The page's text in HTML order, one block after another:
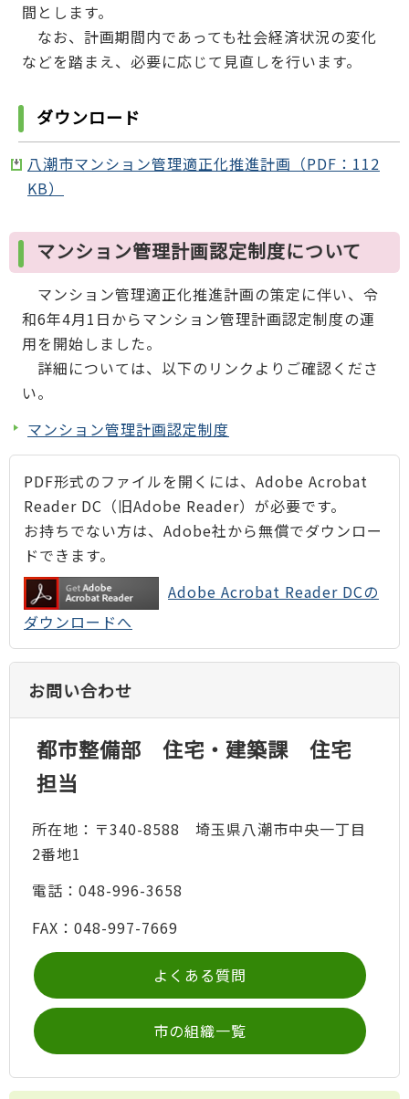
間とします。
なお、計画期間内であっても社会経済状況の変化
などを踏まえ、必要に応じて見直しを行います。
ダウンロード
八潮市マンション管理適正化推進計画（PDF：112
KB）
マンション管理計画認定制度について
マンション管理適正化推進計画の策定に伴い、令
和6年4月1日からマンション管理計画認定制度の運
用を開始しました。
詳細については、以下のリンクよりご確認くださ
い。
マンション管理計画認定制度
PDF形式のファイルを開くには、Adobe Acrobat
Reader DC（旧Adobe Reader）が必要です。
お持ちでない方は、Adobe社から無償でダウンロー
ドできます。
Adobe Acrobat Reader DCの
ダウンロードへ
お問い合わせ
都市整備部 住宅・建築課 住宅
担当
所在地：〒340-8588 埼玉県八潮市中央一丁目
2番地1
電話：048-996-3658
FAX：048-997-7669
よくある質問
市の組織一覧